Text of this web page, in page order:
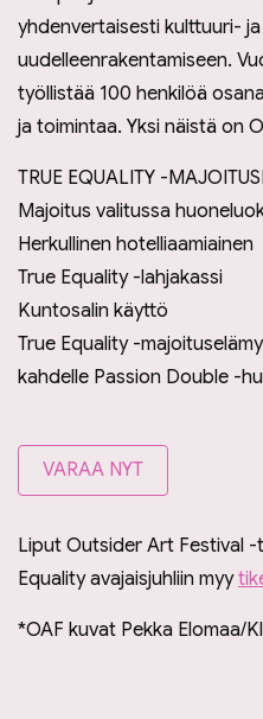
yhdenvertaisesti kulttuuri-
uudelleenrakentamiseen.
työllistää 100 henkilöä
ja toimintaa. Yksi näistä on
TRUE EQUALITY -
Majoitus valitussa
Herkullinen hotelliaamiainen
True Equality -lahjakassi
Kuntosalin käyttö
True Equality -
kahdelle Passion Double -
VARAA NYT
Liput Outsider Art Festival
Equality avajaisjuhliin myy
*OAF kuvat Pekka Elomaa/